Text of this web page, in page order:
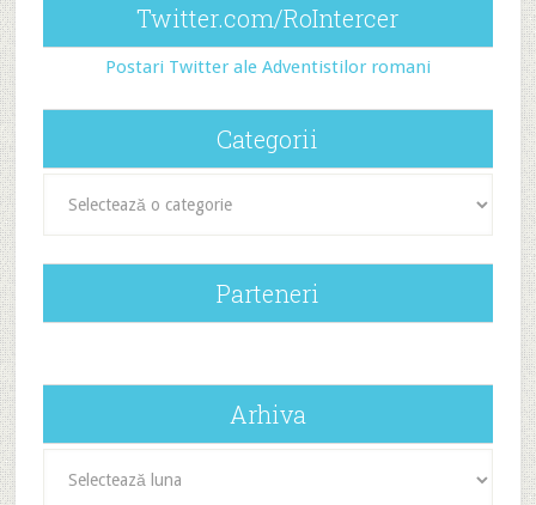
Twitter.com/RoIntercer
Postari Twitter ale Adventistilor romani
Categorii
Parteneri
Arhiva